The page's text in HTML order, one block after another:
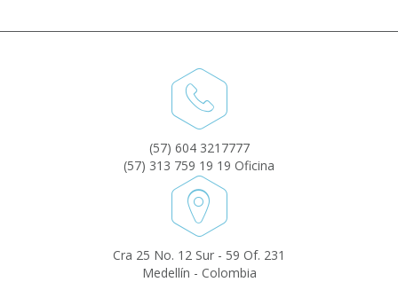
(57) 604 3217777
(57) 313 759 19 19 Oficina
Cra 25 No. 12 Sur - 59 Of. 231
Medellín - Colombia